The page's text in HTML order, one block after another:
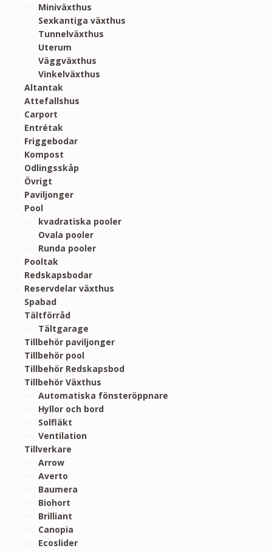
Miniväxthus
Sexkantiga växthus
Tunnelväxthus
Uterum
Väggväxthus
Vinkelväxthus
Altantak
Attefallshus
Carport
Entrétak
Friggebodar
Kompost
Odlingsskåp
Övrigt
Paviljonger
Pool
kvadratiska pooler
Ovala pooler
Runda pooler
Pooltak
Redskapsbodar
Reservdelar växthus
Spabad
Tältförråd
Tältgarage
Tillbehör paviljonger
Tillbehör pool
Tillbehör Redskapsbod
Tillbehör Växthus
Automatiska fönsteröppnare
Hyllor och bord
Solfläkt
Ventilation
Tillverkare
Arrow
Averto
Baumera
Biohort
Brilliant
Canopia
Ecoslider